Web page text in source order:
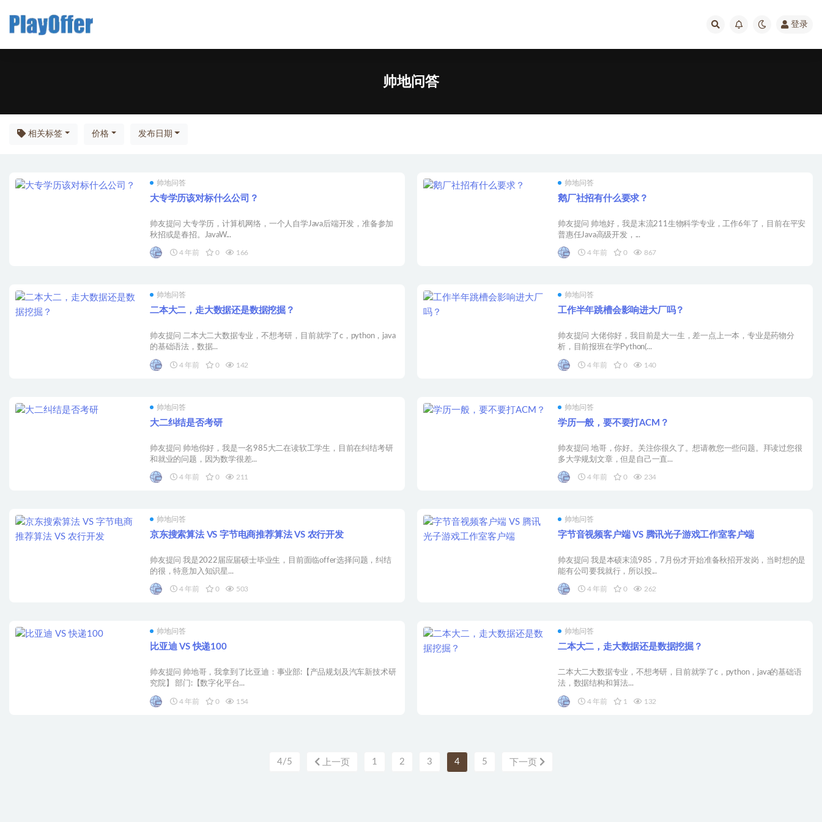
登录
帅地问答
相关标签 价格 发布日期
帅地问答
大专学历该对标什么公司？
帅友提问 大专学历，计算机网络，一个人自学Java后端开发，准备参加
秋招或是春招。JavaW...
4 年前 0 166
帅地问答
鹅厂社招有什么要求？
帅友提问 帅地好，我是末流211生物科学专业，工作6年了，目前在平安
普惠任Java高级开发，...
4 年前 0 867
帅地问答
二本大二，走大数据还是数据挖掘？
帅友提问 二本大二大数据专业，不想考研，目前就学了c，python，java
的基础语法，数据...
4 年前 0 142
帅地问答
工作半年跳槽会影响进大厂吗？
帅友提问 大佬你好，我目前是大一生，差一点上一本，专业是药物分
析，目前报班在学Python(...
4 年前 0 140
帅地问答
大二纠结是否考研
帅友提问 帅地你好，我是一名985大二在读软工学生，目前在纠结考研
和就业的问题，因为数学很差...
4 年前 0 211
帅地问答
学历一般，要不要打ACM？
帅友提问 地哥，你好。关注你很久了。想请教您一些问题。拜读过您很
多大学规划文章，但是自己一直...
4 年前 0 234
帅地问答
京东搜索算法 VS 字节电商推荐算法 VS 农行开发
帅友提问 我是2022届应届硕士毕业生，目前面临offer选择问题，纠结
的很，特意加入知识星...
4 年前 0 503
帅地问答
字节音视频客户端 VS 腾讯光子游戏工作室客户端
帅友提问 我是本硕末流985，7月份才开始准备秋招开发岗，当时想的是
能有公司要我就行，所以投...
4 年前 0 262
帅地问答
比亚迪 VS 快递100
帅友提问 帅地哥，我拿到了比亚迪：事业部:【产品规划及汽车新技术研
究院】 部门:【数字化平台...
4 年前 0 154
帅地问答
二本大二，走大数据还是数据挖掘？
二本大二大数据专业，不想考研，目前就学了c，python，java的基础语
法，数据结构和算法...
4 年前 1 132
4/5 上一页 1 2 3 4 5 下一页